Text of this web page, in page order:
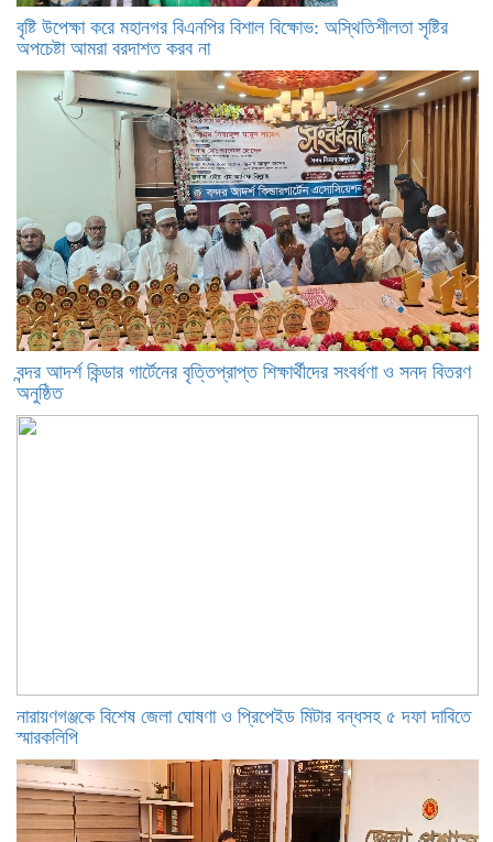
বৃষ্টি উপেক্ষা করে মহানগর বিএনপির বিশাল বিক্ষোভ: অস্থিতিশীলতা সৃষ্টির
অপচেষ্টা আমরা বরদাশত করব না
বন্দর আদর্শ কিন্ডার গার্টেনের বৃত্তিপ্রাপ্ত শিক্ষার্থীদের সংবর্ধণা ও সনদ বিতরণ
অনুষ্ঠিত
নারায়ণগঞ্জকে বিশেষ জেলা ঘোষণা ও প্রিপেইড মিটার বন্ধসহ ৫ দফা দাবিতে
স্মারকলিপি